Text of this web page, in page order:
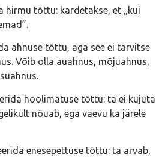
hirmu tõttu: kardetakse, et „kui
ahnuse tõttu, aga see ei tarvitse
Võib olla auahnus, mõjuahnus,
hoolimatuse tõttu: ta ei kujuta
nõuab, ega vaevu ka järele
enesepettuse tõttu: ta arvab,